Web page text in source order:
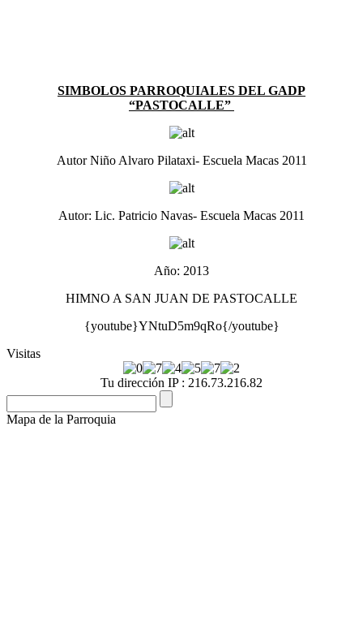
SIMBOLOS PARROQUIALES DEL GADP
“PASTOCALLE”
Autor Niño Alvaro Pilataxi- Escuela Macas 2011
Autor: Lic. Patricio Navas- Escuela Macas 2011
Año: 2013
HIMNO A SAN JUAN DE PASTOCALLE
{youtube}YNtuD5m9qRo{/youtube}
Visitas
Tu dirección IP : 216.73.216.82
Mapa de la Parroquia